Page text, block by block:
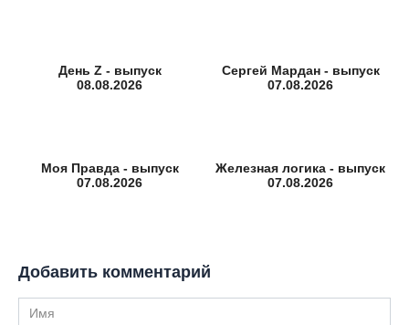
День Z - выпуск
08.08.2026
Сергей Мардан - выпуск
07.08.2026
Моя Правда - выпуск
07.08.2026
Железная логика - выпуск
07.08.2026
Добавить комментарий
Имя